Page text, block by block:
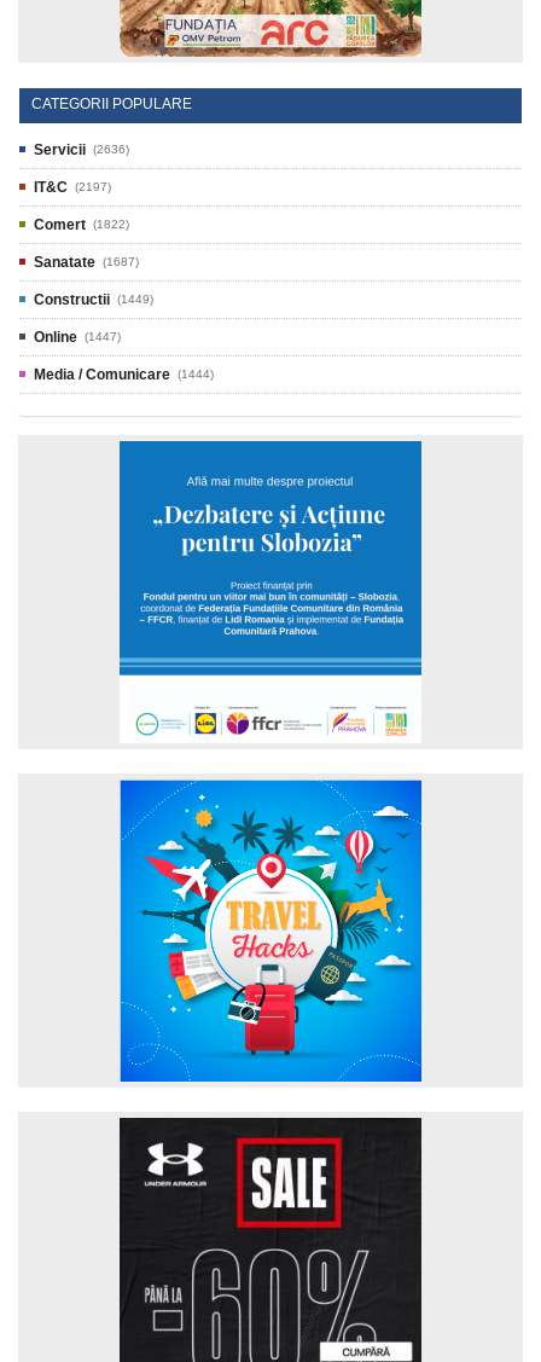
CATEGORII POPULARE
Servicii (2636)
IT&C (2197)
Comert (1822)
Sanatate (1687)
Constructii (1449)
Online (1447)
Media / Comunicare (1444)